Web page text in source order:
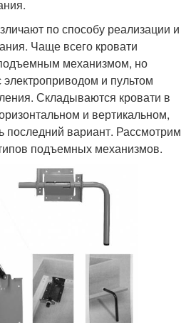
по способу реализации и
Чаще всего кровати
механизмом, но
и пультом
Складываются кровати в
и вертикальном,
вариант. Рассмотрим
подъемных механизмов.